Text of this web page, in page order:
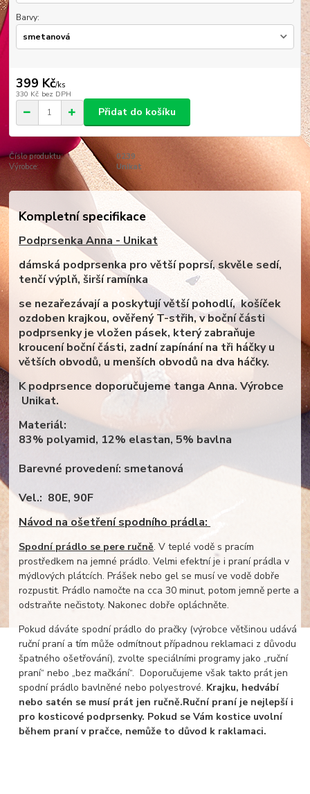
Barvy:
399 Kč/ks
330 Kč bez DPH
Přidat do košíku
Číslo produktu:
0239
Výrobce:
Unikat
Kompletní specifikace
Podprsenka Anna - Unikat
dámská podprsenka pro větší poprsí, skvěle sedí,
tenčí výplň, širší ramínka
se nezařezávají a poskytují větší pohodlí, košíček
ozdoben krajkou, ověřený T-střih,v boční části
podprsenky je vložen pásek, který zabraňuje
kroucení boční části, zadní zapínání na tři háčky u
větších obvodů, u menších obvodů na dva háčky.
K podprsence doporučujeme tanga Anna. Výrobce
Unikat.
Materiál:
83% polyamid, 12% elastan, 5% bavlna
Barevné provedení: smetanová
Vel.: 80E, 90F
Návod na ošetření spodního prádla:
Spodní prádlo se pere ručně. V teplé vodě s pracím
prostředkem na jemné prádlo. Velmi efektní je i praní prádla v
mýdlových plátcích. Prášek nebo gel se musí ve vodě dobře
rozpustit. Prádlo namočte na cca 30 minut, potom jemně perte a
odstraňte nečistoty. Nakonec dobře opláchněte.
Pokud dáváte spodní prádlo do pračky (výrobce většinou udává
ruční praní a tím může odmítnout případnou reklamaci z důvodu
špatného ošetřování), zvolte speciálními programy jako „ruční
praní“ nebo „bez mačkání“. Doporučujeme však takto prát jen
spodní prádlo bavlněné nebo polyestrové. Krajku, hedvábí
nebo satén se musí prát jen ručně.Ruční praní je nejlepší i
pro kosticové podprsenky. Pokud se Vám kostice uvolní
během praní v pračce, nemůže to důvod k raklamaci.